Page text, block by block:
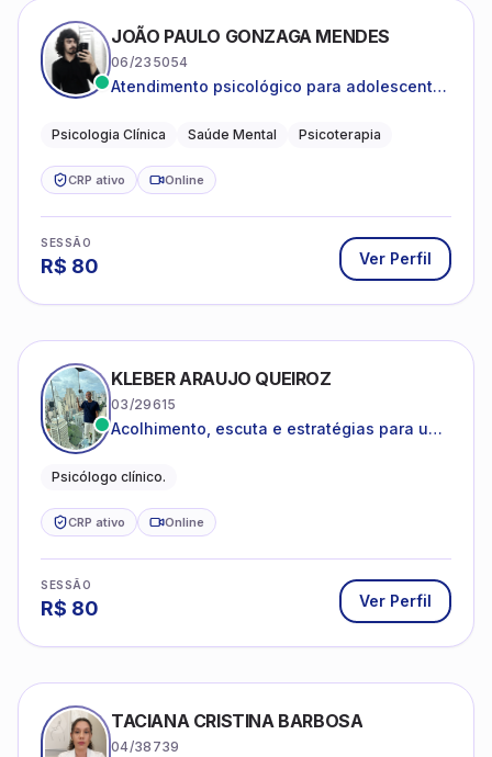
JOÃO PAULO GONZAGA MENDES
06/235054
Atendimento psicológico para adolescentes
depressão e autoestima.
Psicologia Clínica Saúde Mental Psicoterapia
CRP ativo Online
SESSÃO
R$ 80 Ver Perfil
KLEBER ARAUJO QUEIROZ
03/29615
Acolhimento, escuta e estratégias para uma
Psicólogo clínico.
CRP ativo Online
SESSÃO
R$ 80 Ver Perfil
TACIANA CRISTINA BARBOSA
04/38739